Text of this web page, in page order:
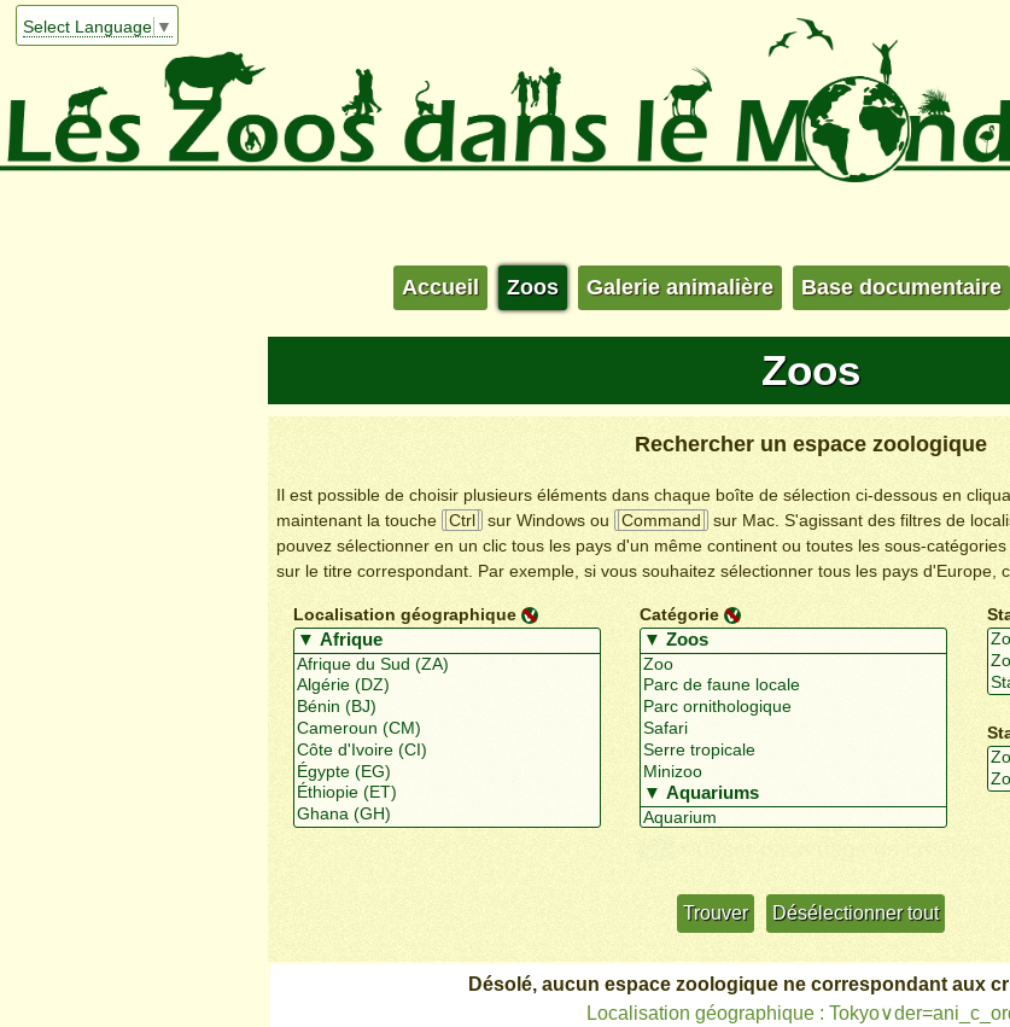
Select Language ▼
Accueil Zoos Galerie animalière Base documentaire
Zoos
Rechercher un espace zoologique
Il est possible de choisir plusieurs éléments dans chaque boîte de sélection ci-dessous en
maintenant la touche
Ctrl sur Windows ou Command
sur Mac. S'agissant des filtres de
pouvez sélectionner en un clic tous les pays d'un même continent ou toutes les sous-
sur le titre correspondant. Par exemple, si vous souhaitez sélectionner tous les pays d'Europe,
Localisation géographique Catégorie
Désolé, aucun espace zoologique ne correspondant aux
Localisation géographique :